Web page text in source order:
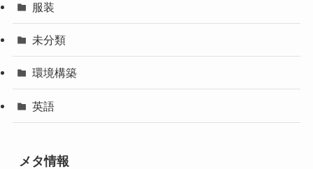
服装
未分類
環境構築
英語
メタ情報